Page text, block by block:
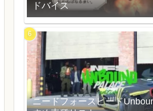
ドバイス
ニードフォースピード